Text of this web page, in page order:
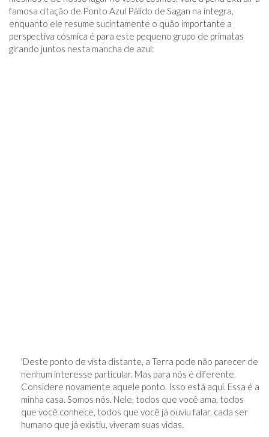
famosa citação de Ponto Azul Pálido de Sagan na íntegra,
enquanto ele resume sucintamente o quão importante a
perspectiva cósmica é para este pequeno grupo de primatas
girando juntos nesta mancha de azul:
'Deste ponto de vista distante, a Terra pode não parecer de
nenhum interesse particular. Mas para nós é diferente.
Considere novamente aquele ponto. Isso está aqui. Essa é a
minha casa. Somos nós. Nele, todos que você ama, todos
que você conhece, todos que você já ouviu falar, cada ser
humano que já existiu, viveram suas vidas.